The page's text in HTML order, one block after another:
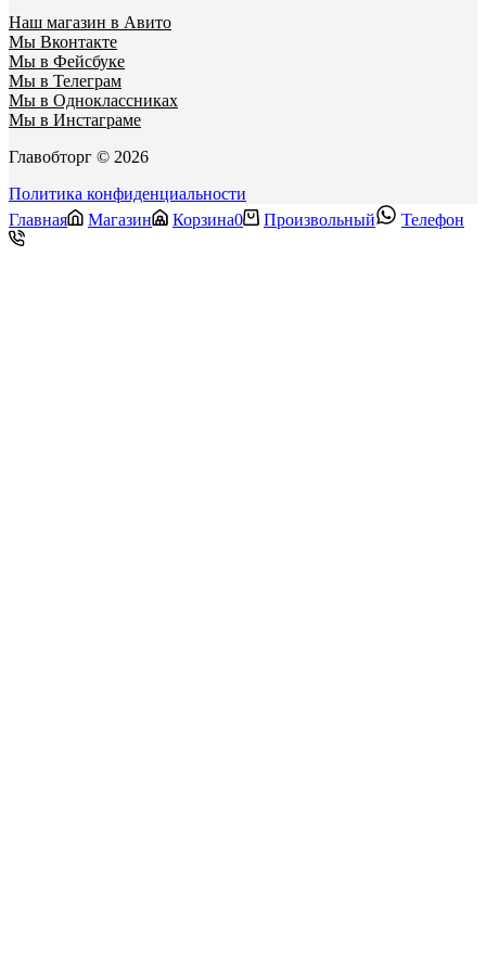
Наш магазин в Авито
Мы Вконтакте
Мы в Фейсбуке
Мы в Телеграм
Мы в Одноклассниках
Мы в Инстаграме
Главобторг © 2026
Политика конфиденциальности
Главная
Магазин Корзина0 Произвольный Телефон